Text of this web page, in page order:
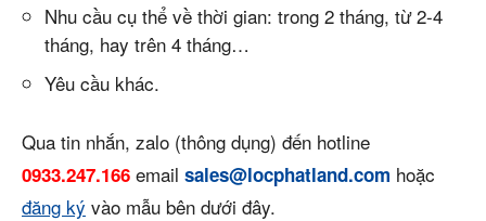
Nhu cầu cụ thể về thời gian: trong 2 tháng, từ 2-4
tháng, hay trên 4 tháng…
Yêu cầu khác.
Qua tin nhắn, zalo (thông dụng) đến hotline
0933.247.166 email sales@locphatland.com hoặc
đăng ký vào mẫu bên dưới đây.